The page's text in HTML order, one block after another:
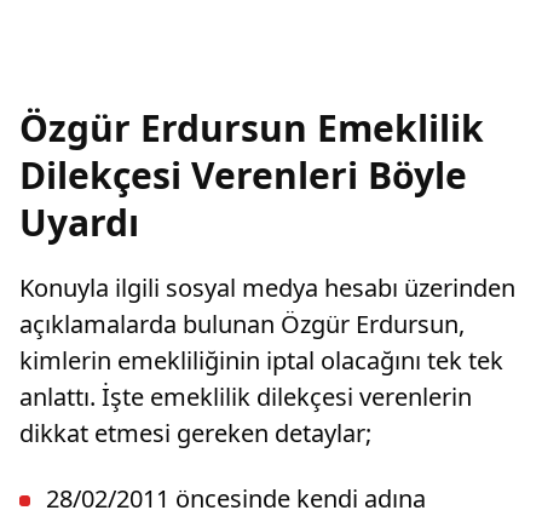
Özgür Erdursun Emeklilik
Dilekçesi Verenleri Böyle
Uyardı
Konuyla ilgili sosyal medya hesabı üzerinden
açıklamalarda bulunan Özgür Erdursun,
kimlerin emekliliğinin iptal olacağını tek tek
anlattı. İşte emeklilik dilekçesi verenlerin
dikkat etmesi gereken detaylar;
28/02/2011 öncesinde kendi adına